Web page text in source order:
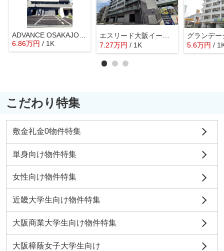
ADVANCE OSAKAJO SUAVE
6.86万円 / 1K
7.27万円 / 1K
グランデー
5.6万円 /
こだわり特集
敷金礼金0物件特集
単身向け物件特集
女性向け物件特集
近畿大学生向け物件特集
大阪商業大学生向け物件特集
大阪樟蔭女子大学生向け